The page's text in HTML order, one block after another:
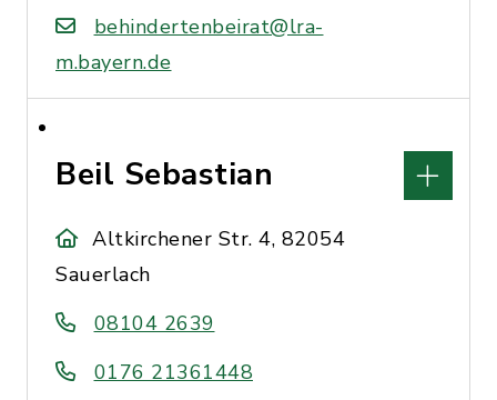
behindertenbeirat@lra-
m.bayern.de
Beil Sebastian
Altkirchener Str. 4, 82054
Sauerlach
08104 2639
0176 21361448